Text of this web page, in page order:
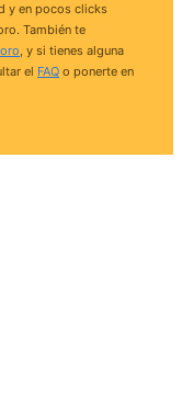
y en pocos clicks
También te
, y si tienes alguna
el FAQ o ponerte en